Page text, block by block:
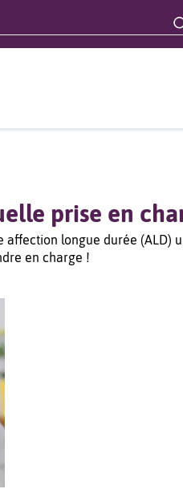
prise en
longue durée (ALD)
en charge !